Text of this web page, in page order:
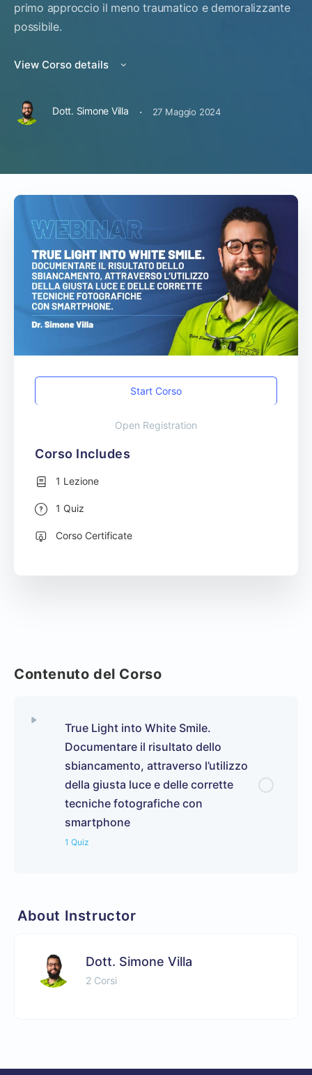
primo approccio il meno traumatico e demoralizzante
possibile.
View Corso details
Dott. Simone Villa · 27 Maggio 2024
Contenuto del Corso
True Light into White Smile.
Documentare il risultato dello
sbiancamento, attraverso l’utilizzo
della giusta luce e delle corrette
tecniche fotografiche con
smartphone
1 Quiz
About Instructor
Dott. Simone Villa
2 Corsi
Start Corso
Open Registration
Corso Includes
1 Lezione
1 Quiz
Corso Certificate